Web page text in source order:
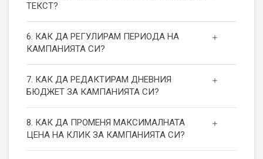
ТЕКСТ?
6. КАК ДА РЕГУЛИРАМ ПЕРИОДА НА
КАМПАНИЯТА СИ?
7. КАК ДА РЕДАКТИРАМ ДНЕВНИЯ
БЮДЖЕТ ЗА КАМПАНИЯТА СИ?
8. КАК ДА ПРОМЕНЯ МАКСИМАЛНАТА
ЦЕНА НА КЛИК ЗА КАМПАНИЯТА СИ?